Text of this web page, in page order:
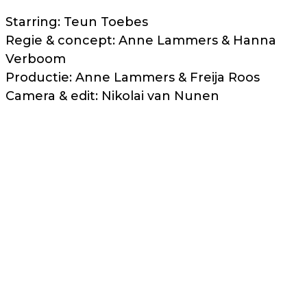
Starring: Teun Toebes
Regie & concept: Anne Lammers & Hanna
Verboom
Productie: Anne Lammers & Freija Roos
Camera & edit: Nikolai van Nunen